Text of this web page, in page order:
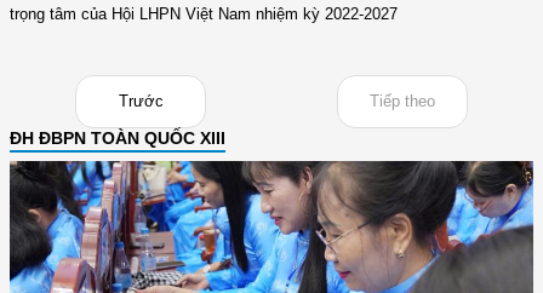
trọng tâm của Hội LHPN Việt Nam nhiệm kỳ 2022-2027
Trước Tiếp theo
ĐH ĐBPN TOÀN QUỐC XIII